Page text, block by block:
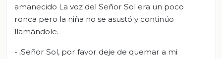
amanecido La voz del Señor Sol era un poco
ronca pero la niña no se asustó y continúo
llamándole.
- ¡Señor Sol, por favor deje de quemar a mi